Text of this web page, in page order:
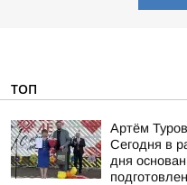
ТОП
Артём
Сегодня в
дня